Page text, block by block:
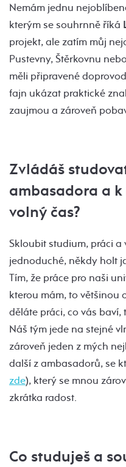
Nemám jednu
kterým se souhrnně říká
projekt, ale zatím můj
Pustevny, Štěrkovnu
měli připravené
fajn ukázat praktické
zaujmou a zároveň
Zvládáš
ambasadora a
volný čas?
Skloubit studium, práci a
jednoduché, někdy holt
Tím, že práce pro naši
kterou mám, to většinou
děláte práci, co vás
Náš tým jede na stejné
zároveň jeden z mých
další z ambasadorů, se
zde), který se mnou
zkrátka radost.
Co studuješ a